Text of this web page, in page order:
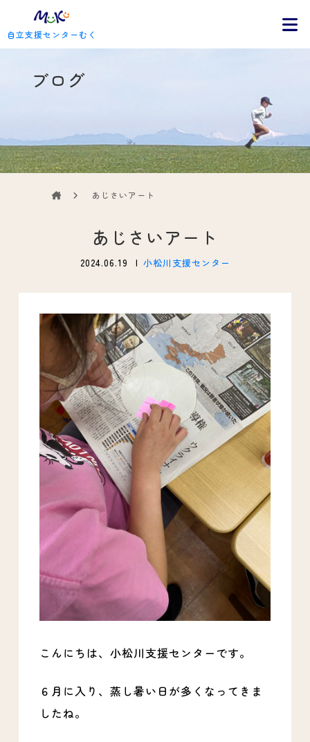
自立支援センターむく
ブログ
あじさいアート
あじさいアート
2024.06.19 小松川支援センター
こんにちは、小松川支援センターです。
６月に入り、蒸し暑い日が多くなってきま
したね。